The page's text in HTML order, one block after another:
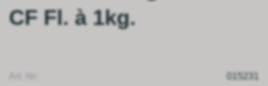
CF Fl. à 1kg.
015231